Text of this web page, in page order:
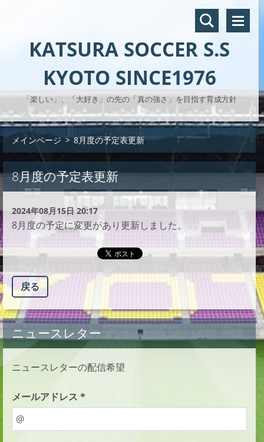
KATSURA SOCCER S.S
KYOTO SINCE1976
「楽しい」、「大好き」の先の「真の強さ」を目指す育成方針
メインページ > 8月度の予定表更新
8月度の予定表更新
2024年08月15日 20:17
8月度の予定に変更があり更新しました。
戻る
ニュースレター
ニュースレターの配信希望
メールアドレス *